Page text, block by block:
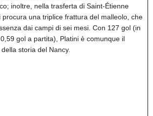
inoltre, nella trasferta di Saint-Étienne
una triplice frattura del malleolo, che
dai campi di sei mesi. Con 127 gol (in
gol a partita), Platini è comunque il
storia del Nancy.